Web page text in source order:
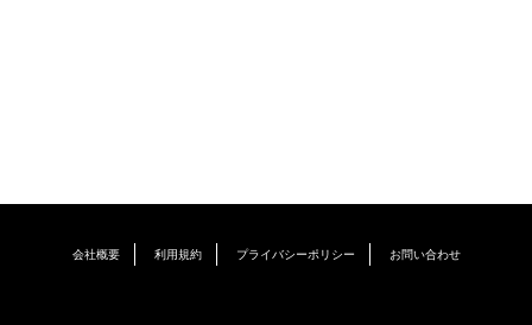
会社概要 利用規約 プライバシーポリシー お問い合わせ